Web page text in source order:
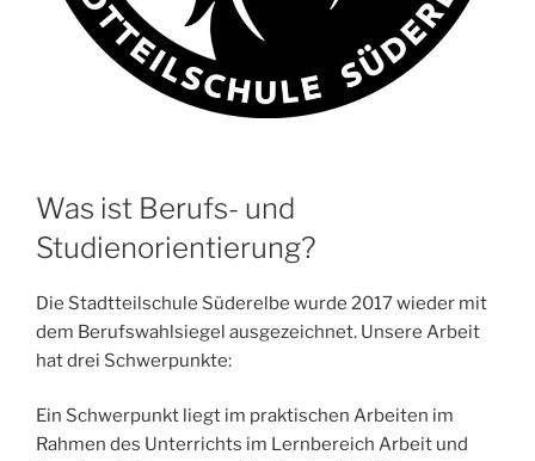
Was ist Berufs- und
Studienorientierung?
Die Stadtteilschule Süderelbe wurde 2017 wieder mit
dem Berufswahlsiegel ausgezeichnet. Unsere Arbeit
hat drei Schwerpunkte:
Ein Schwerpunkt liegt im praktischen Arbeiten im
Rahmen des Unterrichts im Lernbereich Arbeit und